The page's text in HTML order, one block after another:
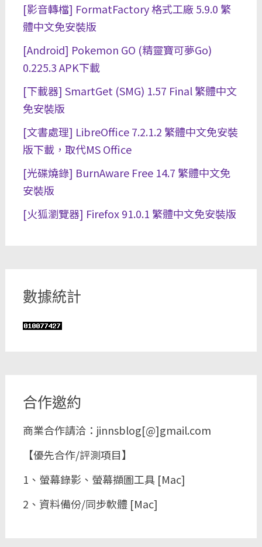
[影音轉檔] FormatFactory 格式工廠 5.9.0 繁
體中文免安裝版
[Android] Pokemon GO (精靈寶可夢Go)
0.225.3 APK下載
[下載器] SmartGet (SMG) 1.57 Final 繁體中文
免安裝版
[文書處理] LibreOffice 7.2.1.2 繁體中文免安裝
版下載，取代MS Office
[光碟燒錄] BurnAware Free 14.7 繁體中文免
安裝版
[火狐瀏覽器] Firefox 91.0.1 繁體中文免安裝版
數據統計
合作邀約
商業合作請洽：jinnsblog[@]gmail.com
【優先合作/評測項目】
1、螢幕錄影、螢幕擷圖工具 [Mac]
2、資料備份/同步軟體 [Mac]